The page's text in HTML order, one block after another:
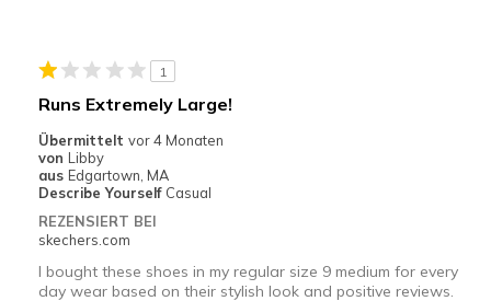
Casual Wear
Width
Sizing
Feels true to size
View On Shoes
1
Runs Extremely Large!
Übermittelt vor 4 Monaten
von Libby
aus Edgartown, MA
Describe Yourself Casual
REZENSIERT BEI
skechers.com
I bought these shoes in my regular size 9 medium for every
day wear based on their stylish look and positive reviews.